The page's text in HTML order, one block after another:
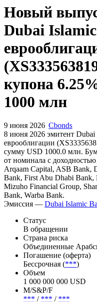
к
Запросить доступ
Новый
Dubai Islamic
1000 млн
9 июня 2026 Cbonds
8 июня 2026 эмитент Dubai
еврооблигации
сумму USD 1000.0 млн.
от номинала с
Arqaam Capital, ASB Bank,
Mizuho Financial Group,
Bank, Warba Bank.
Эмиссия —Dubai Islamic
Статус
В обращении
Страна риска
Объединенные
Погашение (оферта)
Бессрочная (***